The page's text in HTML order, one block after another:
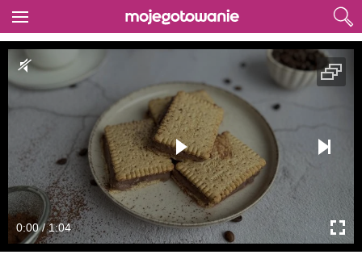
0:00 / 1:04